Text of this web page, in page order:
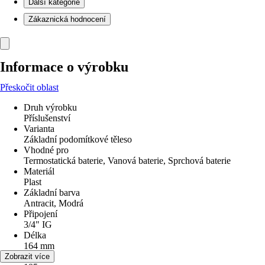
Další kategorie
Zákaznická hodnocení
Informace o výrobku
Přeskočit oblast
Druh výrobku
Příslušenství
Varianta
Základní podomítkové těleso
Vhodné pro
Termostatická baterie, Vanová baterie, Sprchová baterie
Materiál
Plast
Základní barva
Antracit, Modrá
Připojení
3/4" IG
Délka
164 mm
Šířka
Zobrazit více